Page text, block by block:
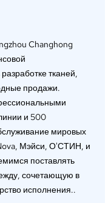
Changhong
тканей,
продажи.
и 500
мировых
Мэйси, О'СТИН, и
поставлять
сочетающую в
исполнения..